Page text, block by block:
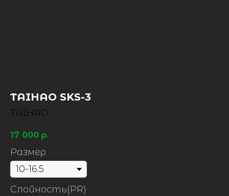
TAIHAO SKS-3
TAIHAO
17 000 р.
Размер
Слойность(PR)